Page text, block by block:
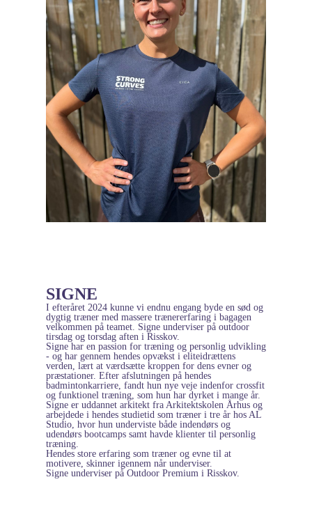
SIGNE
I efteråret 2024 kunne vi endnu engang byde en sød og
dygtig træner med massere trænererfaring i bagagen
velkommen på teamet. Signe underviser på outdoor
tirsdag og torsdag aften i Risskov.
Signe har en passion for træning og personlig udvikling
- og har gennem hendes opvækst i eliteidrættens
verden, lært at værdsætte kroppen for dens evner og
præstationer. Efter afslutningen på hendes
badmintonkarriere, fandt hun nye veje indenfor crossfit
og funktionel træning, som hun har dyrket i mange år.
Signe er uddannet arkitekt fra Arkitektskolen Århus og
arbejdede i hendes studietid som træner i tre år hos AL
Studio, hvor hun underviste både indendørs og
udendørs bootcamps samt havde klienter til personlig
træning.
Hendes store erfaring som træner og evne til at
motivere, skinner igennem når underviser.
Signe underviser på Outdoor Premium i Risskov.